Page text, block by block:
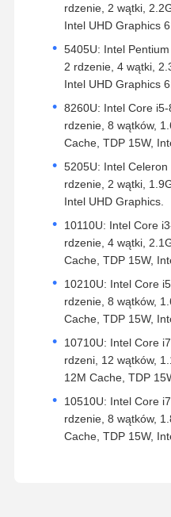
rdzenie, 2 wątki,
Intel UHD Graphics
5405U: Intel
2 rdzenie, 4 wątki,
Intel UHD Graphics
8260U: Intel Core
rdzenie, 8 wątków,
Cache, TDP 15W,
5205U: Intel
rdzenie, 2 wątki,
Intel UHD Graphics.
10110U: Intel Core
rdzenie, 4 wątki,
Cache, TDP 15W,
10210U: Intel Core
rdzenie, 8 wątków,
Cache, TDP 15W,
10710U: Intel Core
rdzeni, 12 wątków,
12M Cache, TDP
10510U: Intel Core
rdzenie, 8 wątków,
Cache, TDP 15W,